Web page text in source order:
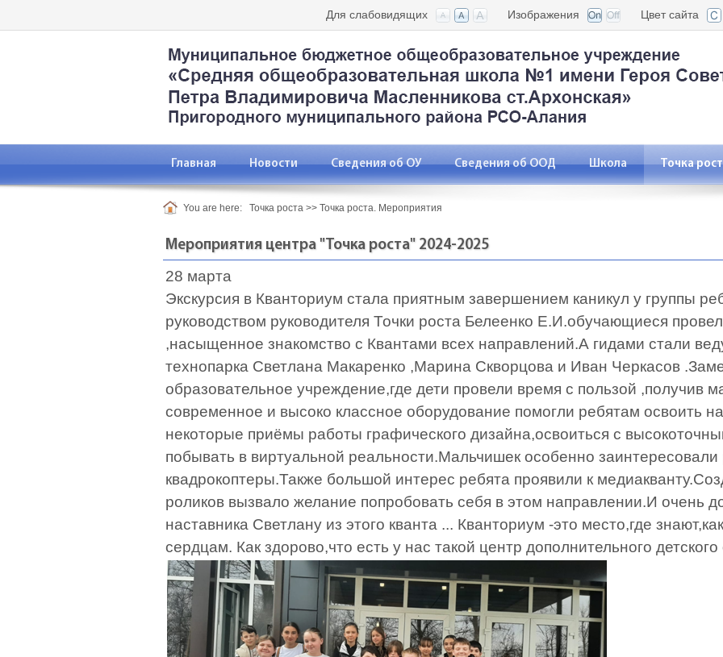
Цвет сайта
Изображения
Для слабовидящих
Главная Новости Сведения об ОУ Сведения об ООД Школа Точка
You are here: Точка роста >> Точка роста. Мероприятия
Мероприятия центра "Точка роста" 2024-2025
28 марта
Экскурсия в Кванториум стала приятным завершением каникул у группы
руководством руководителя Точки роста Белеенко Е.И.обучающиеся
,насыщенное знакомство с Квантами всех направлений.А гидами стали
технопарка Светлана Макаренко ,Марина Скворцова и Иван Черкасов
образовательное учреждение,где дети провели время с пользой ,получив
современное и высоко классное оборудование помогли ребятам освоить
некоторые приёмы работы графического дизайна,освоиться с
побывать в виртуальной реальности.Мальчишек особенно
квадрокоптеры.Также большой интерес ребята проявили к
роликов вызвало желание попробовать себя в этом направлении.И очень
наставника Светлану из этого кванта ... Кванториум -это место,где
сердцам. Как здорово,что есть у нас такой центр дополнительного